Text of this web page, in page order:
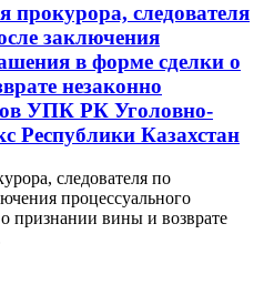
прокурора, следователя
заключения
в форме сделки о
незаконно
УПК РК Уголовно-
Республики Казахстан
следователя по
процессуального
признании вины и возврате